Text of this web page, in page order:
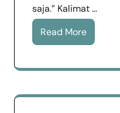
saja.” Kalimat …
Read More